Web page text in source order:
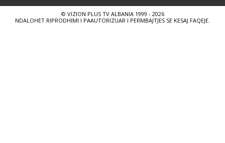
© VIZION PLUS TV ALBANIA 1999 - 2026
NDALOHET RIPRODHIMI I PAAUTORIZUAR I PERMBAJTJES SE KESAJ FAQEJE.